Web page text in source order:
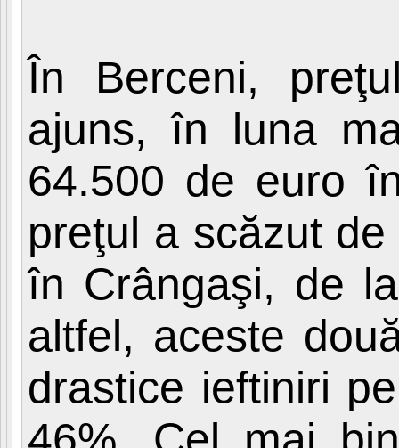
În Berceni,
ajuns, în luna
64.500 de euro
preţul a scăzut
în Crângaşi, de
altfel, aceste
drastice ieftiniri